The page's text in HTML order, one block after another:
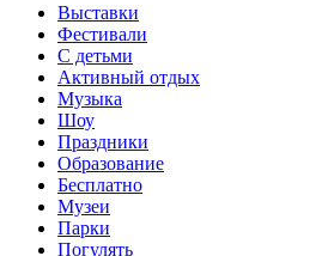
Выставки
Фестивали
С детьми
Активный отдых
Музыка
Шоу
Праздники
Образование
Бесплатно
Музеи
Парки
Погулять